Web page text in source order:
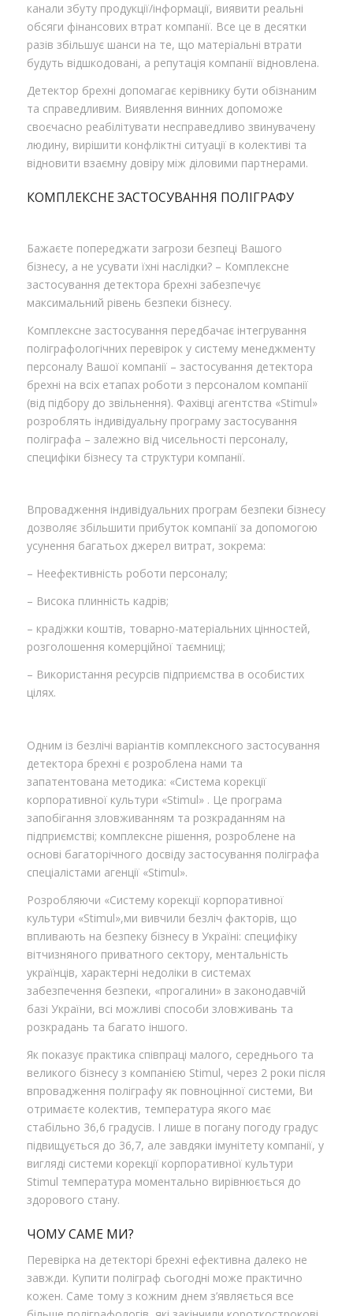
канали збуту продукції/інформації, виявити реальні
обсяги фінансових втрат компанії. Все це в десятки
разів збільшує шанси на те, що матеріальні втрати
будуть відшкодовані, а репутація компанії відновлена.
Детектор брехні допомагає керівнику бути обізнаним
та справедливим. Виявлення винних допоможе
своєчасно реабілітувати несправедливо звинувачену
людину, вирішити конфліктні ситуації в колективі та
відновити взаємну довіру між діловими партнерами.
КОМПЛЕКСНЕ ЗАСТОСУВАННЯ ПОЛІГРАФУ
Бажаєте попереджати загрози безпеці Вашого
бізнесу, а не усувати їхні наслідки? – Комплексне
застосування детектора брехні забезпечує
максимальний рівень безпеки бізнесу.
Комплексне застосування передбачає інтегрування
поліграфологічних перевірок у систему менеджменту
персоналу Вашої компанії – застосування детектора
брехні на всіх етапах роботи з персоналом компанії
(від підбору до звільнення). Фахівці агентства «Stimul»
розроблять індивідуальну програму застосування
поліграфа – залежно від чисельності персоналу,
специфіки бізнесу та структури компанії.
Впровадження індивідуальних програм безпеки бізнесу
дозволяє збільшити прибуток компанії за допомогою
усунення багатьох джерел витрат, зокрема:
– Неефективність роботи персоналу;
– Висока плинність кадрів;
– крадіжки коштів, товарно-матеріальних цінностей,
розголошення комерційної таємниці;
– Використання ресурсів підприємства в особистих
цілях.
Одним із безлічі варіантів комплексного застосування
детектора брехні є розроблена нами та
запатентована методика: «Система корекції
корпоративної культури «Stimul» . Це програма
запобігання зловживанням та розкраданням на
підприємстві; комплексне рішення, розроблене на
основі багаторічного досвіду застосування поліграфа
спеціалістами агенції «Stimul».
Розробляючи «Систему корекції корпоративної
культури «Stimul»,ми вивчили безліч факторів, що
впливають на безпеку бізнесу в Україні: специфіку
вітчизняного приватного сектору, ментальність
українців, характерні недоліки в системах
забезпечення безпеки, «прогалини» в законодавчій
базі України, всі можливі способи зловживань та
розкрадань та багато іншого.
Як показує практика співпраці малого, середнього та
великого бізнесу з компанією Stimul, через 2 роки після
впровадження поліграфу як повноцінної системи, Ви
отримаєте колектив, температура якого має
стабільно 36,6 градусів. І лише в погану погоду градус
підвищується до 36,7, але завдяки імунітету компанії, у
вигляді системи корекції корпоративної культури
Stimul температура моментально вирівнюється до
здорового стану.
ЧОМУ САМЕ МИ?
Перевірка на детекторі брехні ефективна далеко не
завжди. Купити поліграф сьогодні може практично
кожен. Саме тому з кожним днем ​​з’являється все